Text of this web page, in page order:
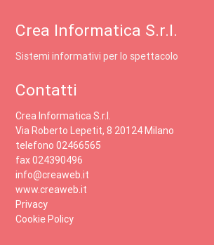
Crea Informatica S.r.l.
Sistemi informativi per lo spettacolo
Contatti
Crea Informatica S.r.l.
Via Roberto Lepetit, 8 20124 Milano
telefono 02466565
fax 024390496
info@creaweb.it
www.creaweb.it
Privacy
Cookie Policy